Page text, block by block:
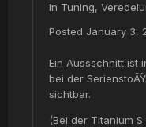
in Tuning,
Posted January 3,
Ein Aussschnitt ist
bei der
sichtbar.
(Bei der Titanium